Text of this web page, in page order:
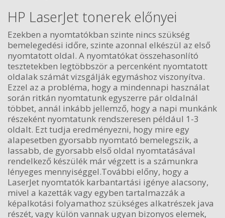
HP LaserJet tonerek előnyei
Ezekben a nyomtatókban szinte nincs szükség
bemelegedési időre, szinte azonnal elkészül az első
nyomtatott oldal. A nyomtatókat összehasonlító
tesztetekben legtöbbször a percenként nyomtatott
oldalak számát vizsgálják egymáshoz viszonyítva.
Ezzel az a probléma, hogy a mindennapi használat
során ritkán nyomtatunk egyszerre pár oldalnál
többet, annál inkább jellemző, hogy a napi munkánk
részeként nyomtatunk rendszeresen például 1-3
oldalt. Ezt tudja eredményezni, hogy mire egy
alapesetben gyorsabb nyomtató bemelegszik, a
lassabb, de gyorsabb első oldal nyomtatásával
rendelkező készülék már végzett is a számunkra
lényeges mennyiséggel.További előny, hogy a
LaserJet nyomtatók karbantartási igénye alacsony,
mivel a kazetták vagy egyben tartalmazzák a
képalkotási folyamathoz szükséges alkatrészek java
részét, vagy külön vannak ugyan bizonyos elemek,